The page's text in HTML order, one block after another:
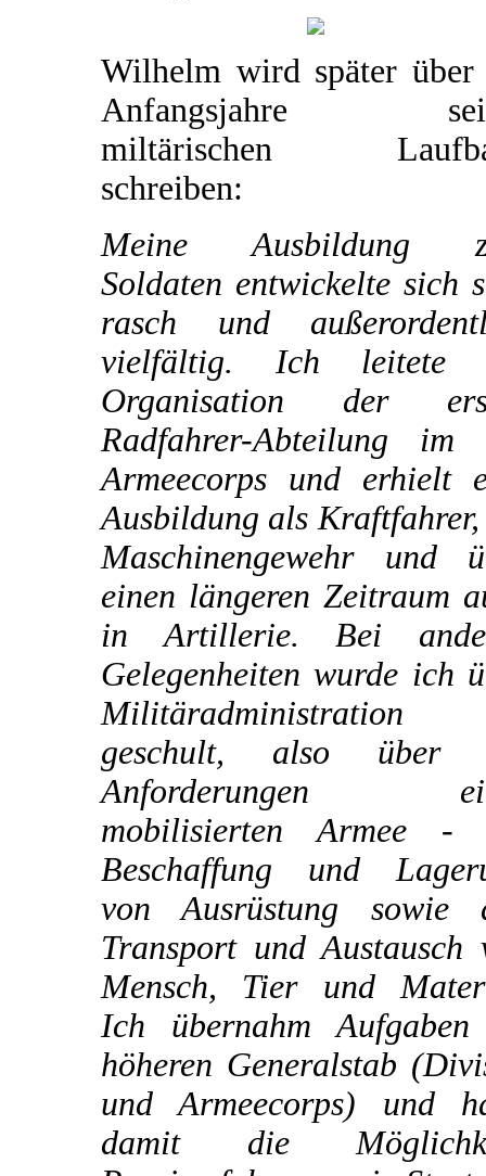
Wilhelm wird später über
Anfangsjahre
miltärischen
schreiben:
Meine Ausbildung
Soldaten entwickelte sich
rasch und
vielfältig. Ich leitete
Organisation der
Radfahrer-Abteilung
Armeecorps und erhielt
Ausbildung als Kraftfahrer,
Maschinengewehr und
einen längeren Zeitraum
in Artillerie. Bei
Gelegenheiten wurde ich
Militäradministration
geschult, also über
Anforderungen
mobilisierten Armee -
Beschaffung und
von Ausrüstung sowie
Transport und Austausch
Mensch, Tier und
Ich übernahm
höheren Generalstab
und Armeecorps) und
damit die